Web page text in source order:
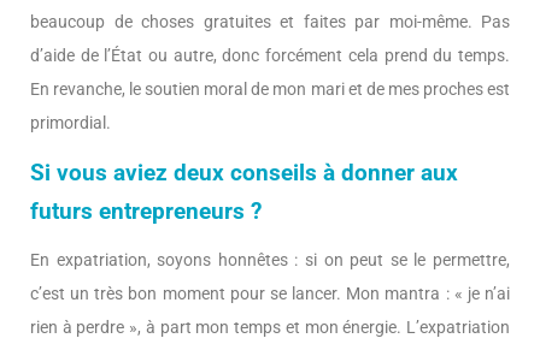
beaucoup de choses gratuites et faites par moi-même. Pas
d’aide de l’État ou autre, donc forcément cela prend du temps.
En revanche, le soutien moral de mon mari et de mes proches est
primordial.
Si vous aviez deux conseils à donner aux
futurs entrepreneurs ?
En expatriation, soyons honnêtes : si on peut se le permettre,
c’est un très bon moment pour se lancer. Mon mantra : « je n’ai
rien à perdre », à part mon temps et mon énergie. L’expatriation